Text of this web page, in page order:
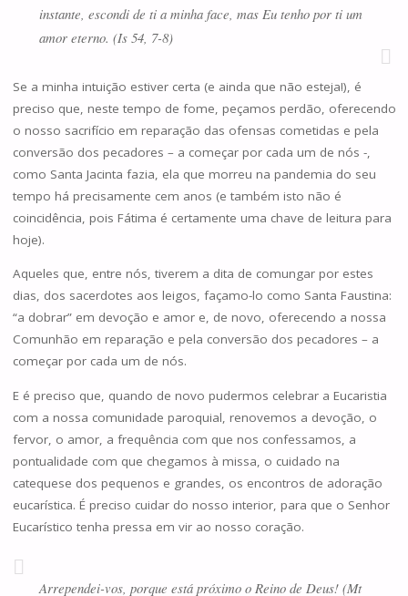
instante, escondi de ti a minha face, mas Eu tenho por ti um
amor eterno. (Is 54, 7-8)
Se a minha intuição estiver certa (e ainda que não esteja!), é
preciso que, neste tempo de fome, peçamos perdão, oferecendo
o nosso sacrifício em reparação das ofensas cometidas e pela
conversão dos pecadores – a começar por cada um de nós -,
como Santa Jacinta fazia, ela que morreu na pandemia do seu
tempo há precisamente cem anos (e também isto não é
coincidência, pois Fátima é certamente uma chave de leitura para
hoje).
Aqueles que, entre nós, tiverem a dita de comungar por estes
dias, dos sacerdotes aos leigos, façamo-lo como Santa Faustina:
“a dobrar” em devoção e amor e, de novo, oferecendo a nossa
Comunhão em reparação e pela conversão dos pecadores – a
começar por cada um de nós.
E é preciso que, quando de novo pudermos celebrar a Eucaristia
com a nossa comunidade paroquial, renovemos a devoção, o
fervor, o amor, a frequência com que nos confessamos, a
pontualidade com que chegamos à missa, o cuidado na
catequese dos pequenos e grandes, os encontros de adoração
eucarística. É preciso cuidar do nosso interior, para que o Senhor
Eucarístico tenha pressa em vir ao nosso coração.
Arrependei-vos, porque está próximo o Reino de Deus! (Mt